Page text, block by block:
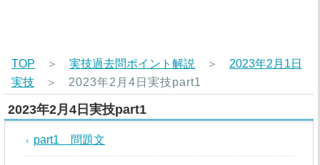
TOP ＞ 実技過去問ポイント解説 ＞ 2023年2月1日
実技 ＞ 2023年2月4日実技part1
2023年2月4日実技part1
part1 問題文